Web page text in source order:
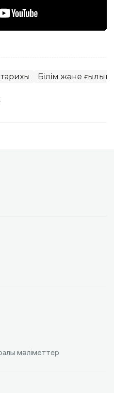
тарихы Білім және ғылым
мәлiметтер